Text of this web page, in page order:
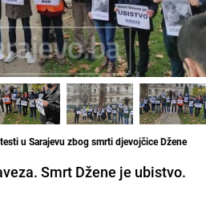
u Sarajevu zbog smrti djevojčice Džene
Smrt Džene je ubistvo.